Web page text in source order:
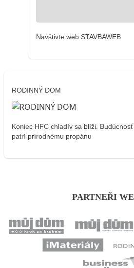
Navštivte web STAVBAWEB
RODINNÝ DOM
Koniec HFC chladív sa blíži.
patrí prírodnému propánu
PARTNEŘI